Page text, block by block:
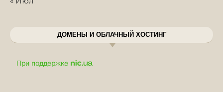
ДОМЕНЫ И ОБЛАЧНЫЙ ХОСТИНГ